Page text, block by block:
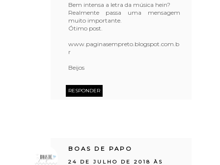
Bem intensa a letra da música hein?
Realmente passa uma mensagem
muito importante.
Ótimo post.
www.paginasempreto.blogspot.com.b
r
Beijos
RESPONDER
BOAS DE PAPO
24 DE JULHO DE 2018 ÀS